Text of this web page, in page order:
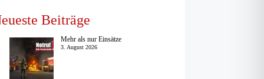
Beiträge
Mehr als nur Einsätze
3. August 2026